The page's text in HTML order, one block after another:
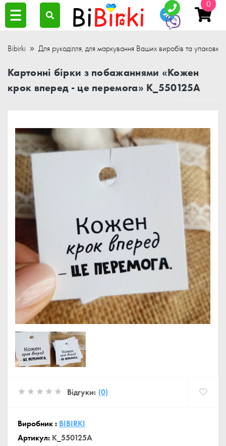
0
Bibirki Для рукоділля, для маркування Ваших виробів та упаковки
Картонні бірки з побажаннями «Кожен
крок вперед - це перемога» K_550125A
Відгуки: (0)
Виробник : BIBIRKI
Артикул: K_550125A